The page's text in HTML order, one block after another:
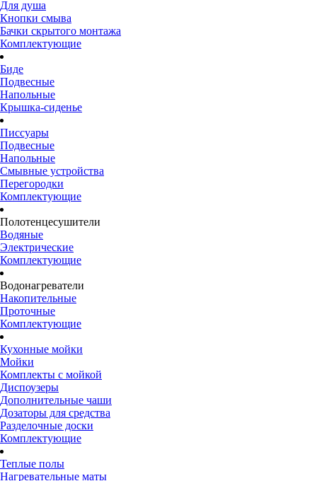
Для душа
Кнопки смыва
Бачки скрытого монтажа
Комплектующие
Биде
Подвесные
Напольные
Крышка-сиденье
Писсуары
Подвесные
Напольные
Смывные устройства
Перегородки
Комплектующие
Полотенцесушители
Водяные
Электрические
Комплектующие
Водонагреватели
Накопительные
Проточные
Комплектующие
Кухонные мойки
Мойки
Комплекты с мойкой
Диспоузеры
Дополнительные чаши
Дозаторы для средства
Разделочные доски
Комплектующие
Теплые полы
Нагревательные маты